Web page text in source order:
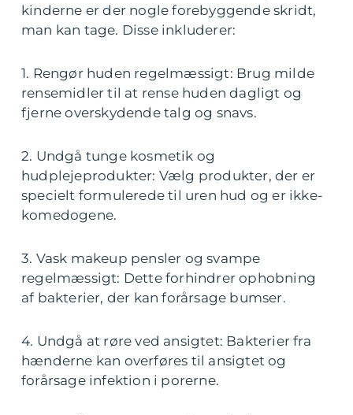
kinderne er der nogle forebyggende skridt,
man kan tage. Disse inkluderer:
1. Rengør huden regelmæssigt: Brug milde
rensemidler til at rense huden dagligt og
fjerne overskydende talg og snavs.
2. Undgå tunge kosmetik og
hudplejeprodukter: Vælg produkter, der er
specielt formulerede til uren hud og er ikke-
komedogene.
3. Vask makeup pensler og svampe
regelmæssigt: Dette forhindrer ophobning
af bakterier, der kan forårsage bumser.
4. Undgå at røre ved ansigtet: Bakterier fra
hænderne kan overføres til ansigtet og
forårsage infektion i porerne.